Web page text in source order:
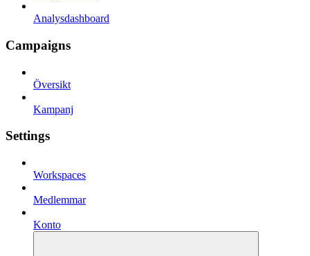
Analysdashboard
Campaigns
Översikt
Kampanj
Settings
Workspaces
Medlemmar
Konto